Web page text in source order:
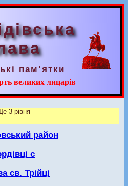
пам’ятки
великих лицарів
3 рівня
район
с
св. Трійці